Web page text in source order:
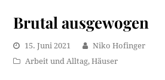
Brutal ausgewogen
15. Juni 2021
Niko Hofinger
Arbeit und Alltag,Häuser